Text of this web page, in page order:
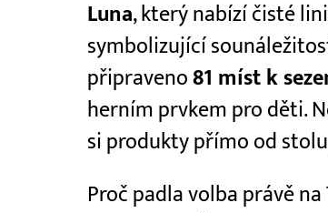
Luna, který nabízí čisté
symbolizující
připraveno81 míst k
herním prvkem pro děti.
si produkty přímo od
Proč padla volba právě